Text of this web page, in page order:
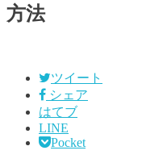
方法
ツイート
シェア
はてブ
LINE
Pocket